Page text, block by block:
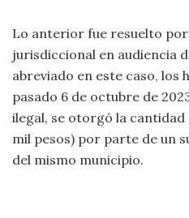
Lo anterior fue resuelto
jurisdiccional en audiencia
abreviado en este caso, los
pasado 6 de octubre de
ilegal, se otorgó la
mil pesos) por parte de un
del mismo municipio.